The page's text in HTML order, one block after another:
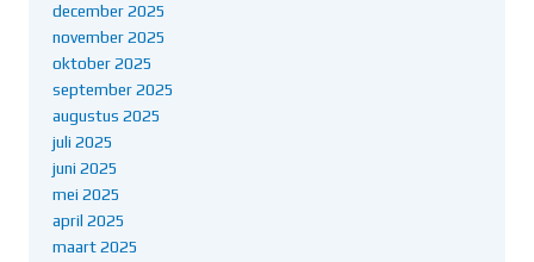
december 2025
november 2025
oktober 2025
september 2025
augustus 2025
juli 2025
juni 2025
mei 2025
april 2025
maart 2025